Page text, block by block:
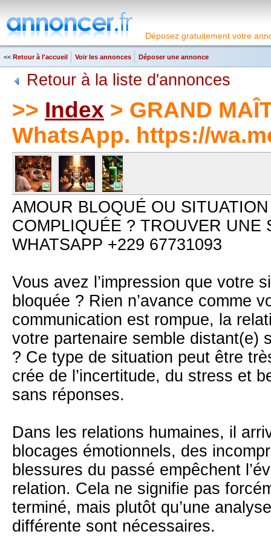
Déposez gratuitement votre
<< Retour à l'accueil Voir les annonces Déposer une annonce
Retour à la liste d'annonces
>> Index > GRAND
WhatsApp. https://
AMOUR BLOQUÉ OU
COMPLIQUÉE ? TROUVER UNE
WHATSAPP +229 67731093
Vous avez l’impression que votre
bloquée ? Rien n’avance comme
communication est rompue, la
votre partenaire semble distant(e)
? Ce type de situation peut être
crée de l’incertitude, du stress et
sans réponses.
Dans les relations humaines, il
blocages émotionnels, des
blessures du passé empêchent
relation. Cela ne signifie pas
terminé, mais plutôt qu’une
différente sont nécessaires.